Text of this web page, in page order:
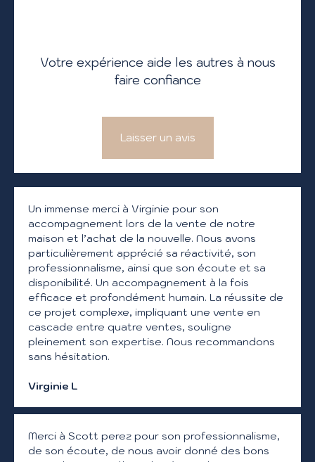
Votre expérience aide les autres à nous
faire confiance
Laisser un avis
Un immense merci à Virginie pour son
accompagnement lors de la vente de notre
maison et l’achat de la nouvelle. Nous avons
particulièrement apprécié sa réactivité, son
professionnalisme, ainsi que son écoute et sa
disponibilité. Un accompagnement à la fois
efficace et profondément humain. La réussite de
ce projet complexe, impliquant une vente en
cascade entre quatre ventes, souligne
pleinement son expertise. Nous recommandons
sans hésitation.
Virginie L
Merci à Scott perez pour son professionnalisme,
de son écoute, de nous avoir donné des bons